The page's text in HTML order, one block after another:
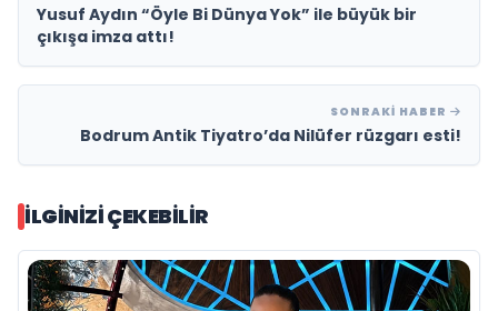
Yusuf Aydın “Öyle Bi Dünya Yok” ile büyük bir
çıkışa imza attı!
SONRAKI HABER
Bodrum Antik Tiyatro’da Nilüfer rüzgarı esti!
İLGINIZI ÇEKEBILIR